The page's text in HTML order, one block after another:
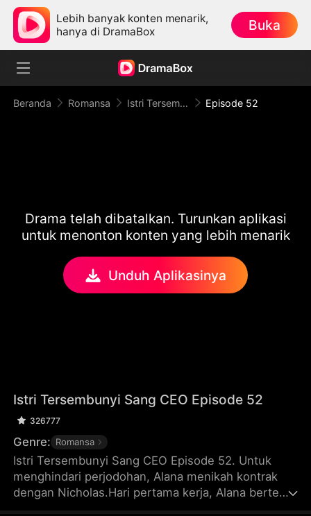
Lebih banyak konten menarik,
hanya di DramaBox
Buka
Beranda Romansa Istri Tersembunyi Sang CEO Episode 52
Drama telah dibatalkan. Turunkan aplikasi
untuk menonton konten yang lebih menarik
Unduh Aplikasinya
Istri Tersembunyi Sang CEO Episode 52
326777
Genre: Romansa
Istri Tersembunyi Sang CEO Episode 52. Untuk
menghindari perjodohan, Alana menikah kontrak
dengan Nicholas.Hari pertama kerja, Alana bertemu